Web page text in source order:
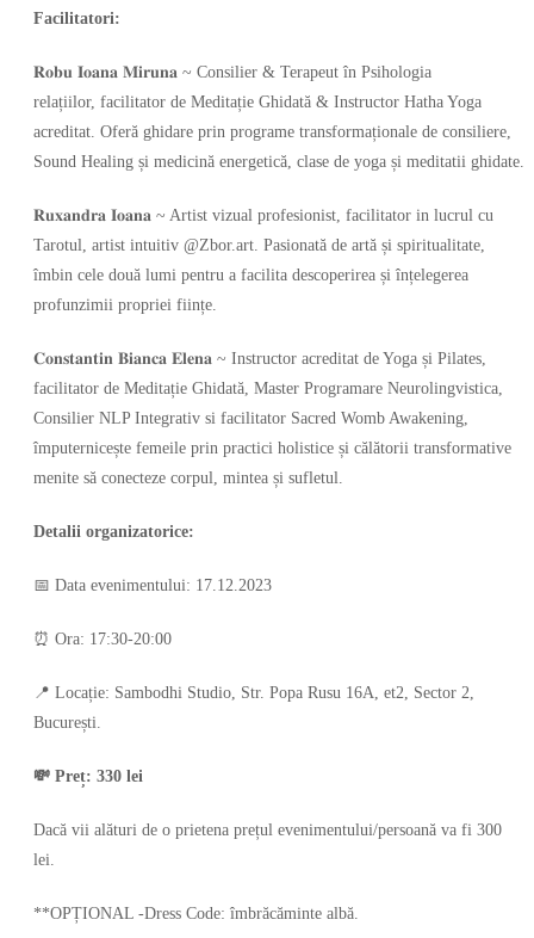
Facilitatori:
𝐑𝐨𝐛𝐮 𝐈𝐨𝐚𝐧𝐚 𝐌𝐢𝐫𝐮𝐧𝐚 ~ Consilier & Terapeut în Psihologia
relațiilor, facilitator de Meditație Ghidată & Instructor Hatha Yoga
acreditat. Oferă ghidare prin programe transformaționale de consiliere,
Sound Healing și medicină energetică, clase de yoga și meditatii ghidate.
𝐑𝐮𝐱𝐚𝐧𝐝𝐫𝐚 𝐈𝐨𝐚𝐧𝐚 ~ Artist vizual profesionist, facilitator in lucrul cu
Tarotul, artist intuitiv @Zbor.art. Pasionată de artă și spiritualitate,
îmbin cele două lumi pentru a facilita descoperirea și înțelegerea
profunzimii propriei ființe.
𝐂𝐨𝐧𝐬𝐭𝐚𝐧𝐭𝐢𝐧 𝐁𝐢𝐚𝐧𝐜𝐚 𝐄𝐥𝐞𝐧𝐚 ~ Instructor acreditat de Yoga și Pilates,
facilitator de Meditație Ghidată, Master Programare Neurolingvistica,
Consilier NLP Integrativ si facilitator Sacred Womb Awakening,
împuternicește femeile prin practici holistice și călătorii transformative
menite să conecteze corpul, mintea și sufletul.
Detalii organizatorice:
📅 Data evenimentului: 17.12.2023
⏰ Ora: 17:30-20:00
📍 Locație: Sambodhi Studio, Str. Popa Rusu 16A, et2, Sector 2,
București.
💸 Preț: 330 lei
Dacă vii alături de o prietena prețul evenimentului/persoană va fi 300
lei.
**OPȚIONAL -Dress Code: îmbrăcăminte albă.